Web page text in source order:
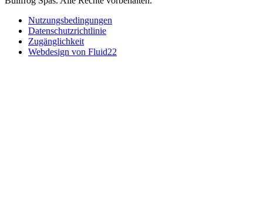
Nutzungsbedingungen
Datenschutzrichtlinie
Zugänglichkeit
Webdesign von Fluid22